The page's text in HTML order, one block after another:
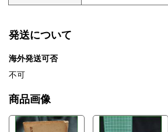
発送について
海外発送可否
不可
商品画像